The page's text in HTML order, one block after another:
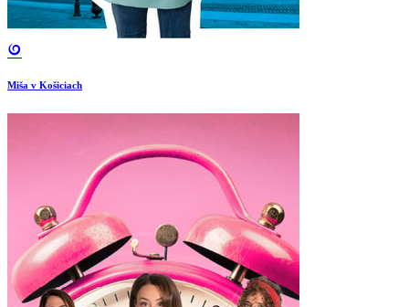
Miša v Košiciach